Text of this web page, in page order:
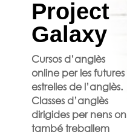
Project
Galaxy
Cursos d’anglès
online per les futures
estrelles de l’anglès.
Classes d’anglès
dirigides per nens on
també treballem